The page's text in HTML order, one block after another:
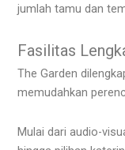
jumlah tamu dan
Fasilitas
The Garden
memudahkan
Mulai dari audio-